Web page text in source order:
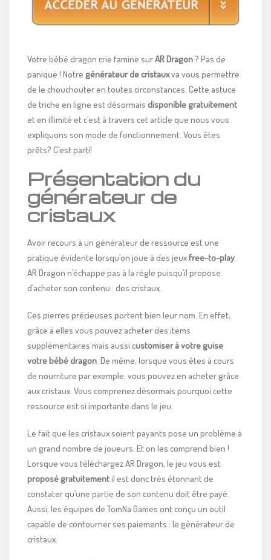
Votre bébé dragon crie famine surAR Dragon? Pas de
panique ! Notre générateur de cristauxva vous permettre
de le chouchouter en toutes circonstances. Cette astuce
de triche en ligne est désormais disponiblegratuitement
et en illimité et c’est à travers cet article que nous vous
expliquons son mode de fonctionnement. Vous êtes
prêts? C’est parti!
Présentation du
générateur de
cristaux
Avoir recours à un générateur de ressource est une
pratique évidente lorsqu’on joue à des jeuxfree-to-play.
AR Dragon n’échappe pas à la règle puisqu’il propose
d’acheter son contenu : des cristaux.
Ces pierres précieuses portent bien leur nom. En effet,
grâce à elles vous pouvez acheter des items
supplémentaires mais aussi customiser à votre guise
votre bébé dragon. De même, lorsque vous êtes à cours
de nourriture par exemple, vous pouvez en acheter grâce
aux cristaux. Vous comprenez désormais pourquoi cette
ressource est si importante dans le jeu.
Le fait que les cristaux soient payants pose un problème à
un grand nombre de joueurs. Et on les comprend bien !
Lorsque vous téléchargez AR Dragon, le jeu vous est
proposé gratuitementil est donc très étonnant de
constater qu’une partie de son contenu doit être payé.
Aussi, les équipes de TomNa Games ont conçu un outil
capable de contourner ses paiements : le générateur de
cristaux.